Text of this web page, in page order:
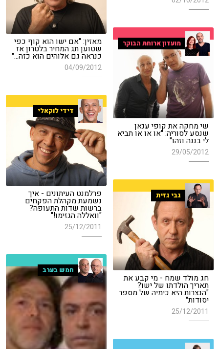
מאזין: "אם ישו הוא קוף כפי
שטוען תג המחיר בלטרון אז
כנראה גם אלוהים הוא כזה..."
04/09/2012
מועדון ארוחת הבוקר
שי מחקה את קופי ענאן
שנסע לסוריה: "או או או תביא
לי בננה וזהו"
29/05/2012
דידי לוקאלי
פרלמנט העיתונים - איך
נשמעת מקהלת הפקחים
ברשות שדות התעופה?
"וואללה הגזימו!"
25/12/2011
גבי גזית
חג מולד שמח - מי קבע את
תאריך הולדתו של ישו?
"הנצרות היא כימיה של מספר
יסודות"
25/12/2011
חמש בערב